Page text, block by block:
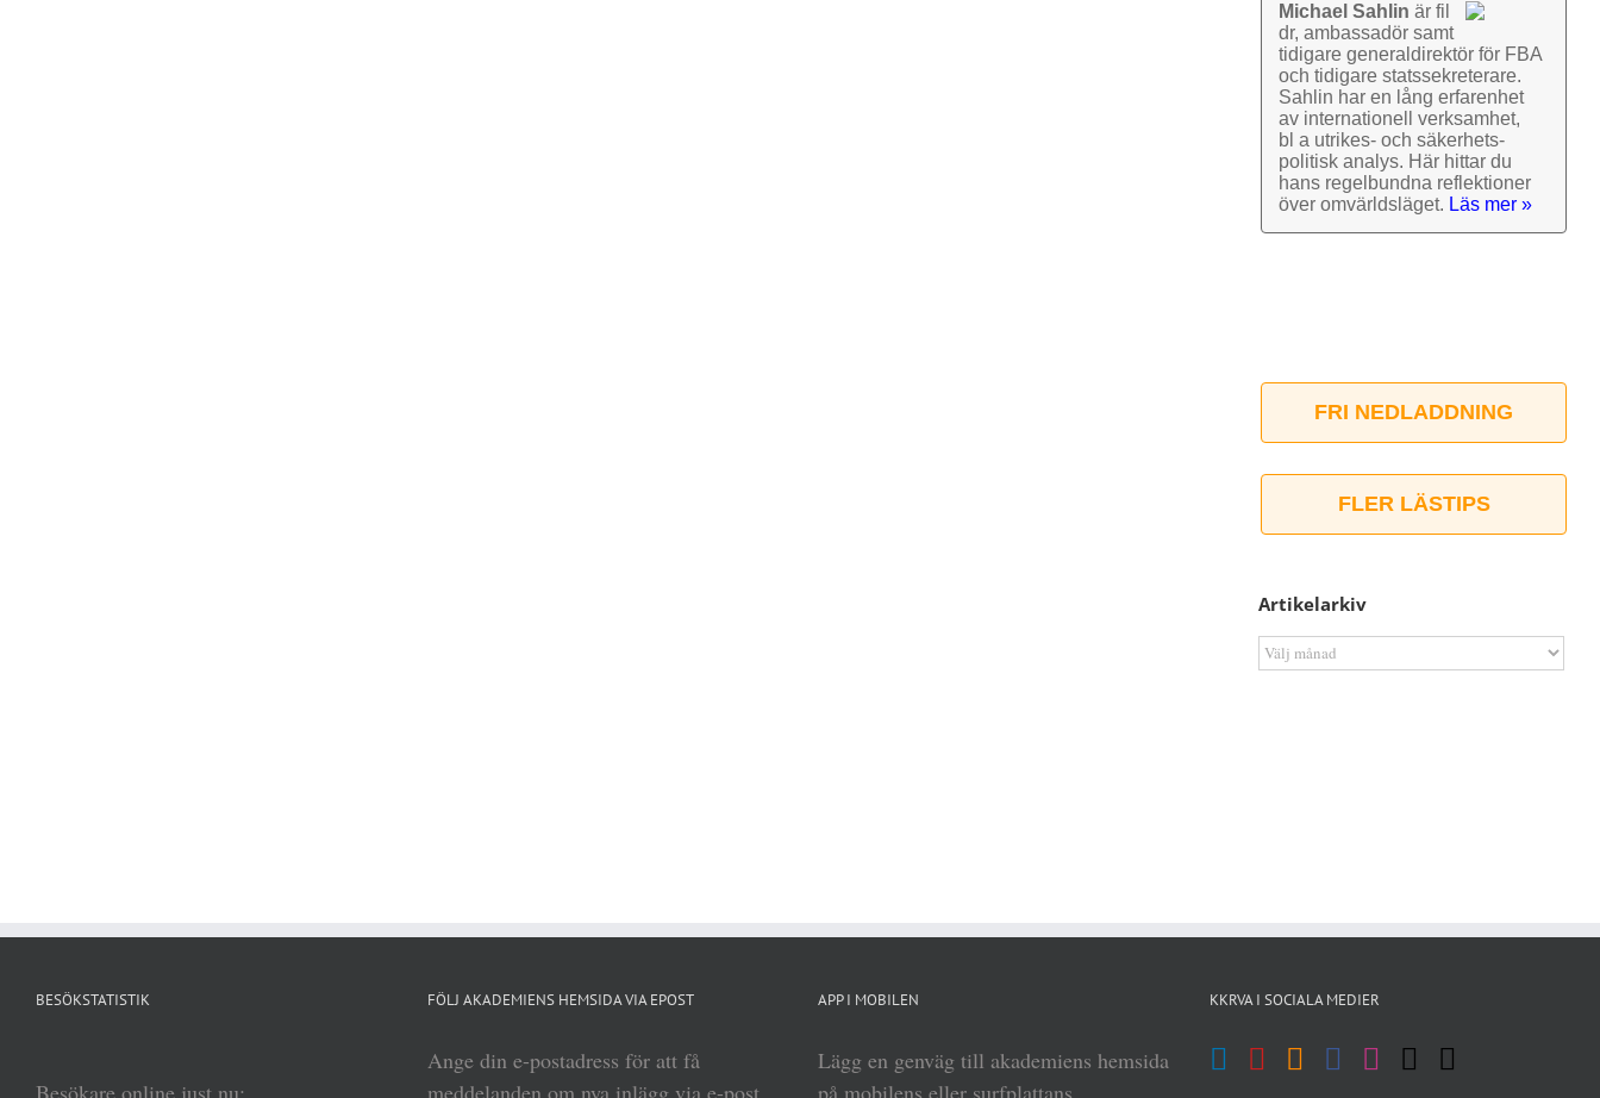
Michael Sahlin är fil
dr, ambassadör samt
tidigare general­direktör för FBA
och tidigare stats­sekre­terare.
Sahlin har en lång erfarenhet
av inter­nationell verk­samhet,
bl a utrikes- och säkerhets­
politisk analys. Här hittar du
hans regel­bundna reflek­tioner
över omvärlds­läget. Läs mer »
FRI NEDLADDNING
FLER LÄSTIPS
Artikelarkiv
Artikelarkiv
BESÖKSTATISTIK
Besökare online just nu:
FÖLJ AKADEMIENS HEMSIDA VIA EPOST
Ange din e-postadress för att få
meddelanden om nya inlägg via e-post.
APP I MOBILEN
Lägg en genväg till akademiens hemsida
på mobilens eller surfplattans
KKRVA I SOCIALA MEDIER